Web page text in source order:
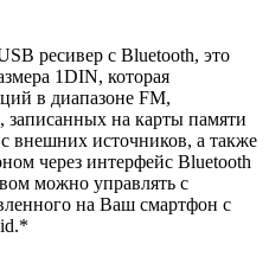
ресивер с Bluetooth, это
1DIN, которая
в диапазоне FM,
записанных на карты памяти
внешних источников, а также
через интерфейс Bluetooth
можно управлять с
на Ваш смартфон с